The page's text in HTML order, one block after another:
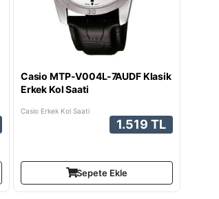
Casio MTP-V004L-7AUDF Klasik
Erkek Kol Saati
Casio Erkek Kol Saati
1.519 TL
Sepete Ekle